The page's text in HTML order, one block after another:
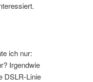
ich nur:
Irgendwie
DSLR-Linie